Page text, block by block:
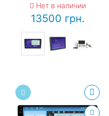
Нет в наличии
13500 грн.